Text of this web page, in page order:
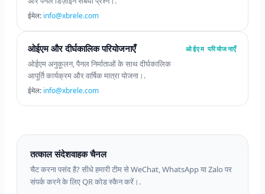
ईमेल: info@xbrele.com
ओईएम और दीर्घकालिक परियोजनाएँ
ओईएम अनुकूलन, पैनल निर्माताओं के साथ दीर्घकालिक
आपूर्ति कार्यक्रम और वार्षिक मात्रा योजना।.
ईमेल: info@xbrele.com
ओईएम परियोजनाएँ
तत्काल संदेशवाहक चैनल
चैट करना पसंद है? सीधे हमारी टीम से WeChat, WhatsApp या Zalo पर
संपर्क करने के लिए QR कोड स्कैन करें।.